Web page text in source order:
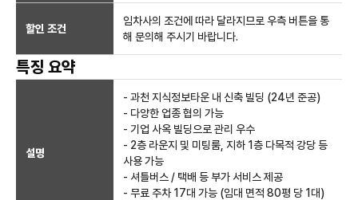
할인 조건
임차사의 조건에 따라 달라지므로 우측 버튼을 통
해 문의해 주시기 바랍니다.
특징 요약
설명
- 과천 지식정보타운 내 신축 빌딩 (24년 준공)
- 다양한 업종 협의 가능
- 기업 사옥 빌딩으로 관리 우수
- 2층 라운지 및 미팅룸, 지하 1층 다목적 강당 등
사용 가능
- 셔틀버스 / 택배 등 부가 서비스 제공
- 무료 주차 17대 가능 (임대 면적 80평 당 1대)